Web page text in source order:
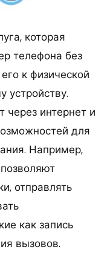
которая
телефона без
к физической
устройству.
через интернет и
для
Например,
позволяют
отправлять
как запись
вызовов.